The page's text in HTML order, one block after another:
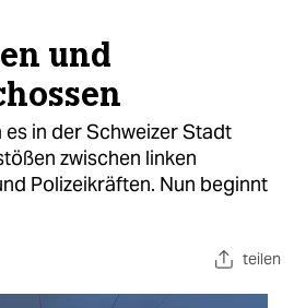
und
in der Schweizer Stadt
zwischen linken
Polizeikräften. Nun beginnt
teilen